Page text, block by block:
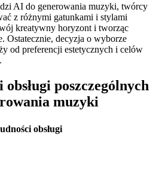
AI do generowania muzyki, twórcy
z różnymi gatunkami i stylami
kreatywny horyzont i tworząc
Ostatecznie, decyzja o wyborze
od preferencji estetycznych i celów
poszczególnych
muzyki
obsługi